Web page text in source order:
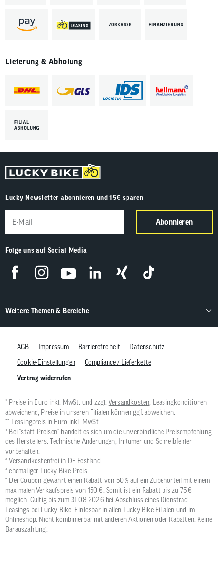
Lieferung & Abholung
Lucky Newsletter abonnieren und 15€ sparen
Abonnieren
Folge uns auf Social Media
Weitere Themen & Bereiche
AGB Impressum Barrierefreiheit
Datenschutz
Cookie-Einstellungen
Compliance / Lieferkette
Vertrag widerrufen
* Preise in Euro inkl. MwSt. und zzgl. Versandkosten, Leasingkonditionen
abweichend, Preise in unseren Filialen können ggf. abweichen.
** Leasingpreis in Euro inkl. MwSt
¹ Bei "statt-Preisen" handelt es sich um die unverbindliche Preisempfehlung
des Herstellers. Technische Änderungen, Irrtümer und Schreibfehler
vorbehalten.
² Versandkostenfrei in DE Festland
³ ehemaliger Lucky Bike-Preis
⁴ Der Coupon gewährt einen Rabatt von 50 % auf ein Zubehörteil mit einem
maximalen Verkaufspreis von 150 €. Somit ist ein Rabatt bis zu 75 €
möglich. Gültig bis zum 31.08.2026 bei Abschluss eines Dienstrad
Leasings bei Lucky Bike. Einlösbar in allen Lucky Bike Filialen und im
Onlineshop. Nicht kombinierbar mit anderen Aktionen oder Rabatten. Keine
Barauszahlung.